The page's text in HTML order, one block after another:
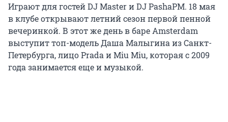
Играют для гостей DJ Master и DJ PashaPM. 18 мая
в клубе открывают летний сезон первой пенной
вечеринкой. В этот же день в баре Amsterdam
выступит топ-модель Даша Малыгина из Санкт-
Петербурга, лицо Prada и Miu Miu, которая с 2009
года занимается еще и музыкой.